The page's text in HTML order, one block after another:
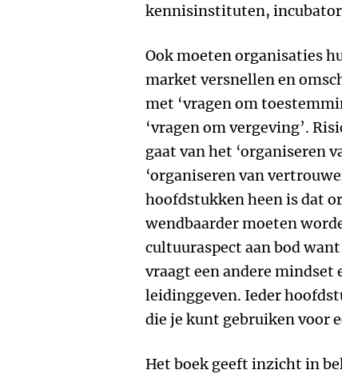
kennisinstituten,
Ook moeten organisaties
market versnellen en
met ‘vragen om
‘vragen om vergeving’.
gaat van het ‘organiseren
‘organiseren van
hoofdstukken heen is dat
wendbaarder moeten
cultuuraspect aan bod
vraagt een andere mindset
leidinggeven. Ieder
die je kunt gebruiken voor
Het boek geeft inzicht in